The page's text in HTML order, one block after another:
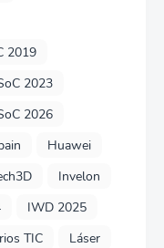
2019
2023
2026
Huawei
Invelon
IWD 2025
TIC
Láser